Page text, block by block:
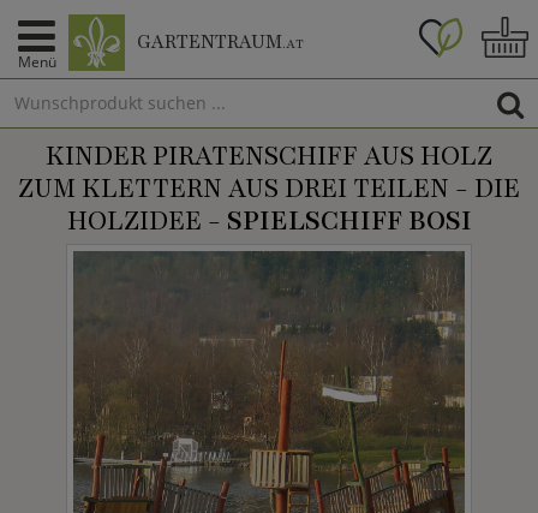
Menü
GARTENTRAUM.AT
KINDER PIRATENSCHIFF AUS HOLZ
ZUM KLETTERN AUS DREI TEILEN - DIE
HOLZIDEE - SPIELSCHIFF BOSI